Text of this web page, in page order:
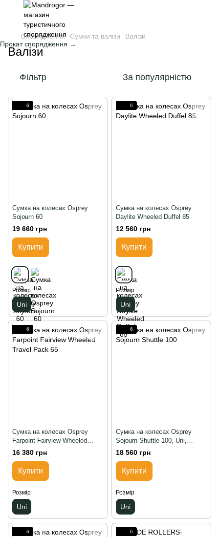
Прокат спорядження →
Спорядження Сумки та валізи Валізи
Валізи
Фільтр За популярністю
6
Сумка на колесах Osprey
Sojourn 60
19 660 грн
Купити
Розмір
Uni
6
Сумка на колесах Osprey
Daylite Wheeled Duffel 85
12 560 грн
Купити
Розмір
Uni
6
Сумка на колесах Osprey
Farpoint Fairview Wheeled
Travel Pack 65, Uni, Чорний
16 380 грн
Купити
Розмір
Uni
6
Сумка на колесах Osprey
Sojourn Shuttle 100, Uni,
Чорний
18 560 грн
Купити
Розмір
Uni
6 6